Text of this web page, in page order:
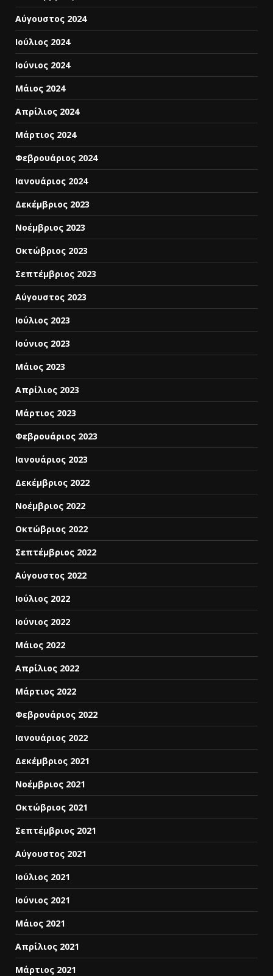
Αύγουστος 2024
Ιούλιος 2024
Ιούνιος 2024
Μάιος 2024
Απρίλιος 2024
Μάρτιος 2024
Φεβρουάριος 2024
Ιανουάριος 2024
Δεκέμβριος 2023
Νοέμβριος 2023
Οκτώβριος 2023
Σεπτέμβριος 2023
Αύγουστος 2023
Ιούλιος 2023
Ιούνιος 2023
Μάιος 2023
Απρίλιος 2023
Μάρτιος 2023
Φεβρουάριος 2023
Ιανουάριος 2023
Δεκέμβριος 2022
Νοέμβριος 2022
Οκτώβριος 2022
Σεπτέμβριος 2022
Αύγουστος 2022
Ιούλιος 2022
Ιούνιος 2022
Μάιος 2022
Απρίλιος 2022
Μάρτιος 2022
Φεβρουάριος 2022
Ιανουάριος 2022
Δεκέμβριος 2021
Νοέμβριος 2021
Οκτώβριος 2021
Σεπτέμβριος 2021
Αύγουστος 2021
Ιούλιος 2021
Ιούνιος 2021
Μάιος 2021
Απρίλιος 2021
Μάρτιος 2021